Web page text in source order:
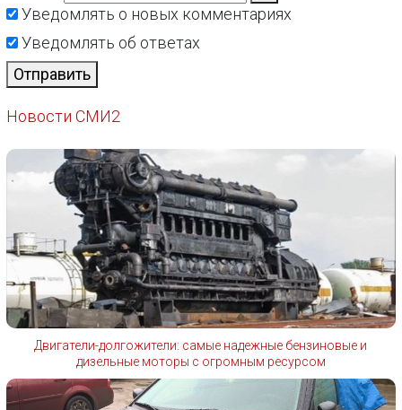
Уведомлять о новых комментариях
Уведомлять об ответах
Отправить
Новости СМИ2
Двигатели-долгожители: самые надежные бензиновые и
дизельные моторы с огромным ресурсом